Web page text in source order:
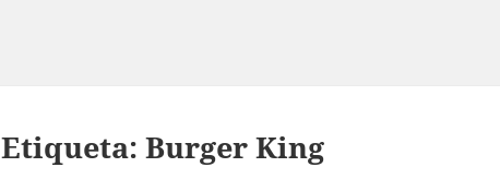
Etiqueta:Burger King